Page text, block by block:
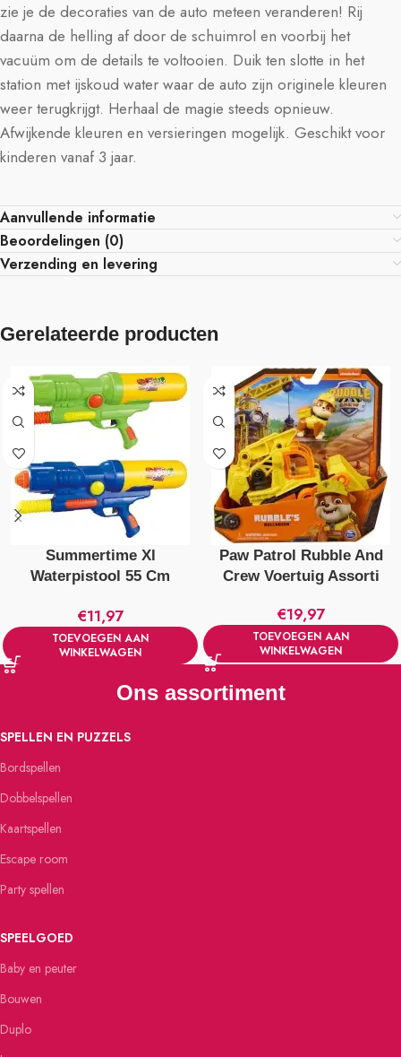
zie je de decoraties van de auto meteen veranderen! Rij
daarna de helling af door de schuimrol en voorbij het
vacuüm om de details te voltooien. Duik ten slotte in het
station met ijskoud water waar de auto zijn originele kleuren
weer terugkrijgt. Herhaal de magie steeds opnieuw.
Afwijkende kleuren en versieringen mogelijk. Geschikt voor
kinderen vanaf 3 jaar.
Aanvullende informatie
Beoordelingen (0)
Verzending en levering
Gerelateerde producten
Summertime Xl
Waterpistool 55 Cm
€11,97
TOEVOEGEN AAN
WINKELWAGEN
Paw Patrol Rubble And
Crew Voertuig Assorti
€19,97
TOEVOEGEN AAN
WINKELWAGEN
Ons assortiment
SPELLEN EN PUZZELS
Bordspellen
Dobbelspellen
Kaartspellen
Escape room
Party spellen
SPEELGOED
Baby en peuter
Bouwen
Duplo